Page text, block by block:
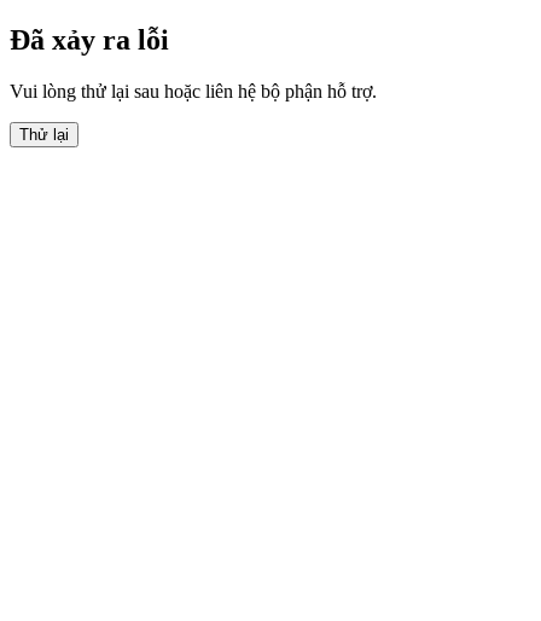
Đã xảy ra lỗi
Vui lòng thử lại sau hoặc liên hệ bộ phận hỗ trợ.
Thử lại